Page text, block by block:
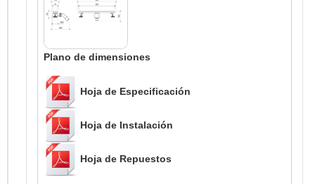
Plano de dimensiones
Hoja de Especificación
Hoja de Instalación
Hoja de Repuestos